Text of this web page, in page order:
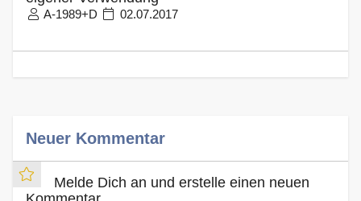
A-1989+D 02.07.2017
Neuer Kommentar
Melde Dich an und erstelle einen neuen